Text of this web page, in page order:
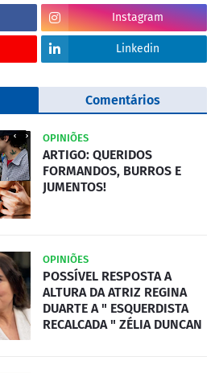
Instagram
Linkedin
Comentários
OPINIÕES
ARTIGO: QUERIDOS
FORMANDOS, BURROS E
JUMENTOS!
OPINIÕES
POSSÍVEL RESPOSTA A
ALTURA DA ATRIZ REGINA
DUARTE A " ESQUERDISTA
RECALCADA " ZÉLIA DUNCAN